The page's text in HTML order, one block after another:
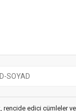
rencide edici cümleler